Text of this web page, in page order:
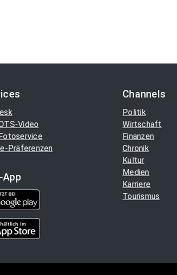
Video
Präferenzen
App
Channels
Politik
Wirtschaft
Finanzen
Chronik
Kultur
Medien
Karriere
Tourismus